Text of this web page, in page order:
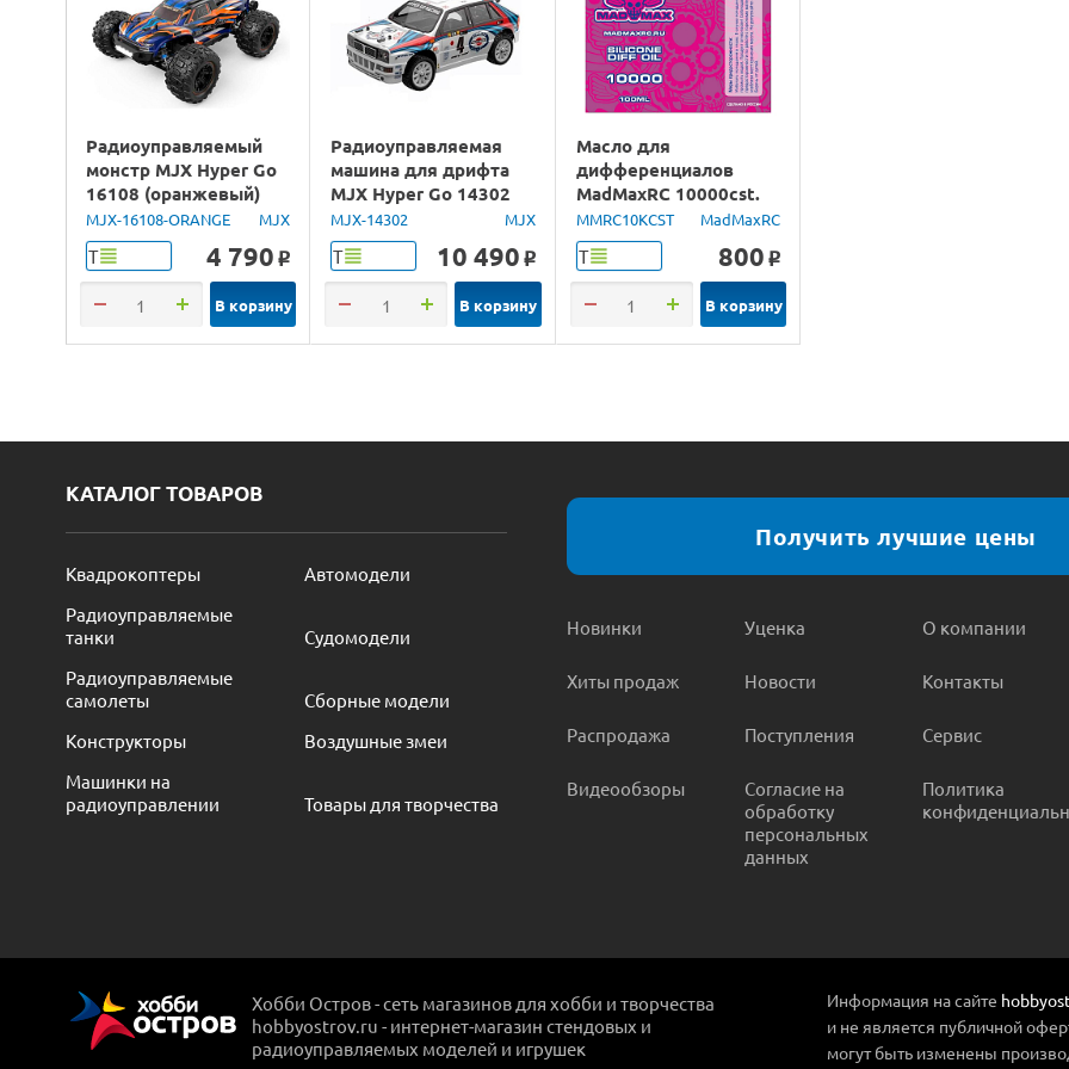
Радиоуправляемый
монстр MJX Hyper Go
16108 (оранжевый)
4WD 2.4G LED 1/16
RTR
MJX-16108-ORANGE MJX
Т 4 790 o
В корзину
Радиоуправляемая
машина для дрифта
MJX Hyper Go 14302
Lancia Delta Brushless
4WD 2.4G LED 1/14
RTR
MJX-14302 MJX
Т 10 490 o
В корзину
Масло для
дифференциалов
MadMaxRC 10000cst.
100ml.
MMRC10KCST MadMaxRC
Т 800 o
В корзину
КАТАЛОГ ТОВАРОВ
Квадрокоптеры
Автомодели
Радиоуправляемые
танки
Судомодели
Радиоуправляемые
самолеты
Сборные модели
Конструкторы
Воздушные змеи
Машинки на
радиоуправлении
Товары для творчества
Получить лучшие цены
Новинки
Хиты продаж
Распродажа
Видеообзоры
Уценка
Новости
Поступления
Согласие на
обработку
персональных
данных
О компании
Контакты
Сервис
Политика
Хобби Остров - сеть магазинов для хобби и творчества
hobbyostrov.ru - интернет-магазин стендовых и
радиоуправляемых моделей и игрушек
Информация на сайте
и не является публичной
могут быть изменены